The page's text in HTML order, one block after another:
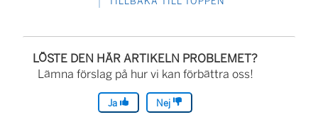
a
e
t
t
LÖSTE DEN HÄR ARTIKELN PROBLEMET?
Lämna förslag på hur vi kan förbättra oss!
Ja Nej